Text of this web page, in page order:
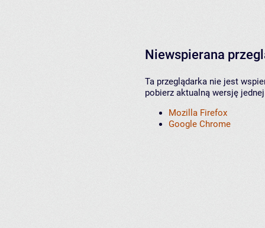
Niewspierana
Ta przeglądarka nie jest
pobierz aktualną wersję
Mozilla Firefox
Google Chrome